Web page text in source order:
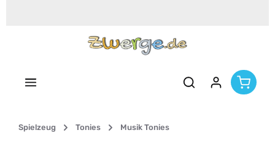
Spielzeug Tonies Musik Tonies